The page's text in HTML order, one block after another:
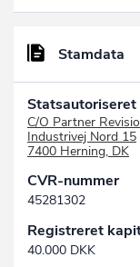
Stamdata
C/O Partner
Industrivej Nord 15
7400 Herning, DK
CVR-nummer
45281302
Registreret
40.000 DKK